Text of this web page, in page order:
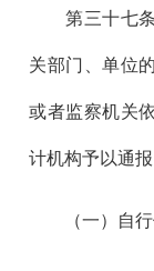
第三十七
关部门、单位
或者监察机关
计机构予以通报
（一）自行